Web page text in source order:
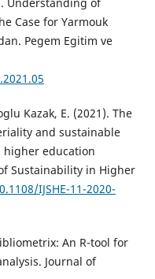
Case for Yarmouk
Pegem Egitim ve
Kazak, E. (2021). The
and sustainable
higher education
Sustainability in Higher
IJSHE-11-2020-
An R-tool for
Journal of